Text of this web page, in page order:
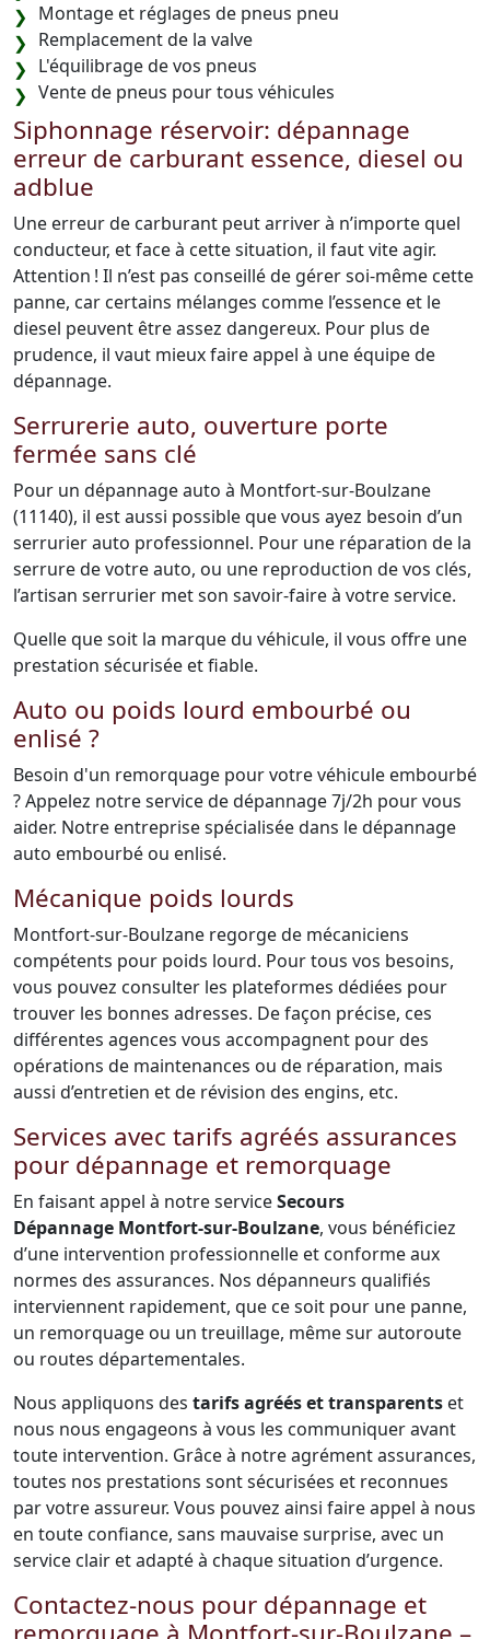
Montage et réglages de pneus pneu
Remplacement de la valve
L'équilibrage de vos pneus
Vente de pneus pour tous véhicules
Siphonnage réservoir: dépannage
erreur de carburant essence, diesel ou
adblue
Une erreur de carburant peut arriver à n’importe quel
conducteur, et face à cette situation, il faut vite agir.
Attention ! Il n’est pas conseillé de gérer soi-même cette
panne, car certains mélanges comme l’essence et le
diesel peuvent être assez dangereux. Pour plus de
prudence, il vaut mieux faire appel à une équipe de
dépannage.
Serrurerie auto, ouverture porte
fermée sans clé
Pour un dépannage auto à Montfort-sur-Boulzane
(11140), il est aussi possible que vous ayez besoin d’un
serrurier auto professionnel. Pour une réparation de la
serrure de votre auto, ou une reproduction de vos clés,
l’artisan serrurier met son savoir-faire à votre service.
Quelle que soit la marque du véhicule, il vous offre une
prestation sécurisée et fiable.
Auto ou poids lourd embourbé ou
enlisé ?
Besoin d'un remorquage pour votre véhicule embourbé
? Appelez notre service de dépannage 7j/2h pour vous
aider. Notre entreprise spécialisée dans le dépannage
auto embourbé ou enlisé.
Mécanique poids lourds
Montfort-sur-Boulzane regorge de mécaniciens
compétents pour poids lourd. Pour tous vos besoins,
vous pouvez consulter les plateformes dédiées pour
trouver les bonnes adresses. De façon précise, ces
différentes agences vous accompagnent pour des
opérations de maintenances ou de réparation, mais
aussi d’entretien et de révision des engins, etc.
Services avec tarifs agréés assurances
pour dépannage et remorquage
En faisant appel à notre serviceSecours
Dépannage Montfort-sur-Boulzane, vous bénéficiez
d’une intervention professionnelle et conforme aux
normes des assurances. Nos dépanneurs qualifiés
interviennent rapidement, que ce soit pour une panne,
un remorquage ou un treuillage, même sur autoroute
ou routes départementales.
Nous appliquons des tarifs agréés et transparents et
nous nous engageons à vous les communiquer avant
toute intervention. Grâce à notre agrément assurances,
toutes nos prestations sont sécurisées et reconnues
par votre assureur. Vous pouvez ainsi faire appel à nous
en toute confiance, sans mauvaise surprise, avec un
service clair et adapté à chaque situation d’urgence.
Contactez-nous pour dépannage et